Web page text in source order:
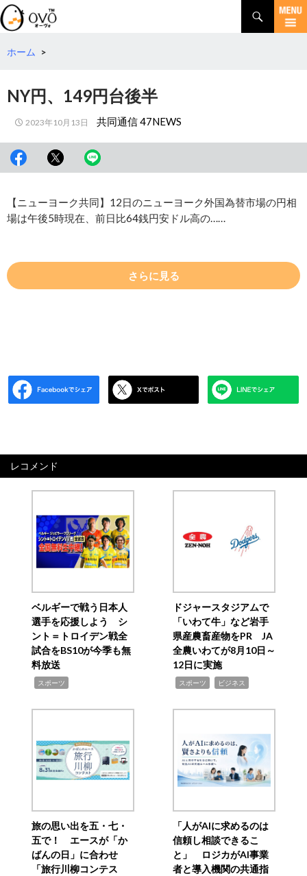
検
索
コ
テホーム >
NY円、149円台後半
2023年10月13日 共同通信 47NEWS
【ニューヨーク共同】12日のニューヨーク外国為替市場の円相
場は午後5時現在、前日比64銭円安ドル高の……
さらに見る
レコメンド
ベルギーで戦う日本人
選手を応援しよう シ
ント＝トロイデン戦全
試合をBS10が今季も無
料放送
スポーツ
ドジャースタジアムで
「いわて牛」など岩手
県産農畜産物をPR JA
全農いわてが8月10日～
12日に実施
スポーツ ビジネス
旅の思い出を五・七・
五で！ エースが「か
ばんの日」に合わせ
「旅行川柳コンテス
「人がAIに求めるのは
信頼し相談できるこ
と」 ロジカがAI事業
者と導入機関の共通指